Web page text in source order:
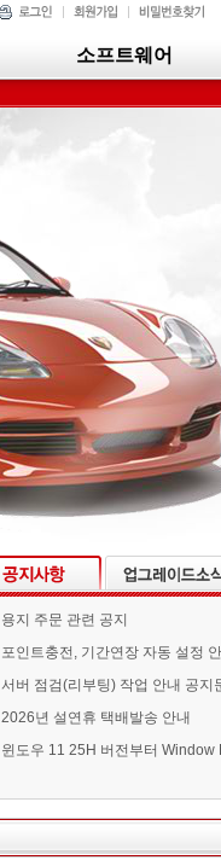
소프트웨어
용지 주문 관련 공지
포인트충전, 기간연장 자동 설정
서버 점검(리부팅) 작업 안내 공지
2026년 설연휴 택배발송 안내